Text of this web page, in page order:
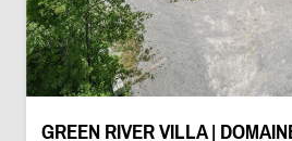
GREEN RIVER VILLA |